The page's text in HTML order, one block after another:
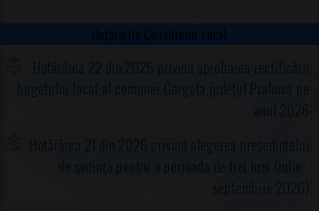
Hotărârile Consiliului Local
Hotărârea 22 din 2026 privind aprobarea rectificării
bugetului local al comunei Gorgota,judeţul Prahova pe
anul 2026
Hotărârea 21 din 2026 privind alegerea preşedintelui
de şedinţă pentru o perioada de trei luni (iulie -
septembrie 2026)